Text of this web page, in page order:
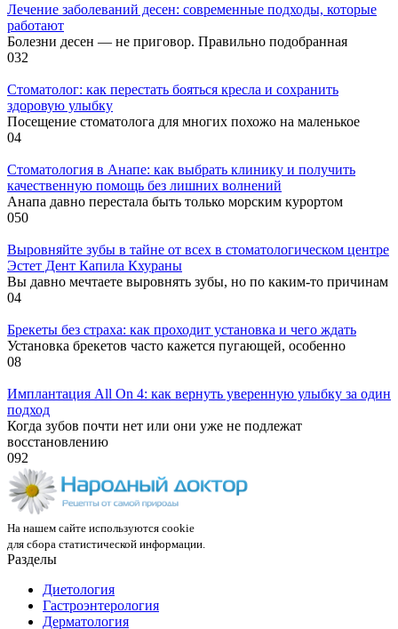
Лечение заболеваний десен: современные подходы, которые
работают
Болезни десен — не приговор. Правильно подобранная
032
Стоматолог: как перестать бояться кресла и сохранить
здоровую улыбку
Посещение стоматолога для многих похожо на маленькое
04
Стоматология в Анапе: как выбрать клинику и получить
качественную помощь без лишних волнений
Анапа давно перестала быть только морским курортом
050
Выровняйте зубы в тайне от всех в стоматологическом центре
Эстет Дент Капила Кхураны
Вы давно мечтаете выровнять зубы, но по каким-то причинам
04
Брекеты без страха: как проходит установка и чего ждать
Установка брекетов часто кажется пугающей, особенно
08
Имплантация All On 4: как вернуть уверенную улыбку за один
подход
Когда зубов почти нет или они уже не подлежат
восстановлению
092
На нашем сайте используются cookie
для сбора статистической информации.
Разделы
Диетология
Гастроэнтерология
Дерматология